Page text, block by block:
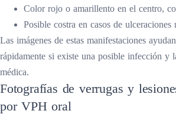
Color rojo o amarillento en el centro,
Posible costra en casos de ulceraciones
Las imágenes de estas manifestaciones
rápidamente si existe una posible infección y
médica.
Fotografías de verrugas y
por VPH oral